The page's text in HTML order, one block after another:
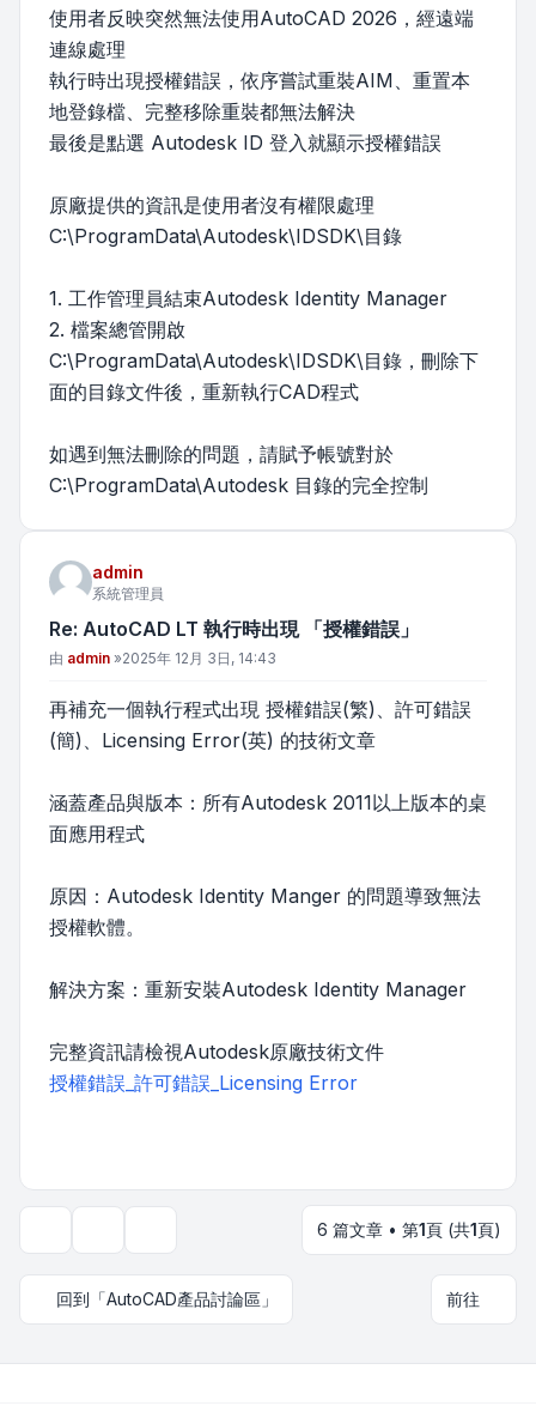
使用者反映突然無法使用AutoCAD 2026，經遠端
連線處理
執行時出現授權錯誤，依序嘗試重裝AIM、重置本
地登錄檔、完整移除重裝都無法解決
最後是點選 Autodesk ID 登入就顯示授權錯誤
原廠提供的資訊是使用者沒有權限處理
C:\ProgramData\Autodesk\IDSDK\目錄
1. 工作管理員結束Autodesk Identity Manager
2. 檔案總管開啟
C:\ProgramData\Autodesk\IDSDK\目錄，刪除下
面的目錄文件後，重新執行CAD程式
如遇到無法刪除的問題，請賦予帳號對於
C:\ProgramData\Autodesk 目錄的完全控制
admin
系統管理員
Re: AutoCAD LT 執行時出現 「授權錯誤」
文章
由 admin »2025年 12月 3日, 14:43
再補充一個執行程式出現 授權錯誤(繁)、許可錯誤
(簡)、Licensing Error(英) 的技術文章
涵蓋產品與版本：所有Autodesk 2011以上版本的桌
面應用程式
原因：Autodesk Identity Manger 的問題導致無法
授權軟體。
解決方案：重新安裝Autodesk Identity Manager
完整資訊請檢視Autodesk原廠技術文件
授權錯誤_許可錯誤_Licensing Error
6 篇文章 • 第1頁 (共1頁)
回到「AutoCAD產品討論區」 前往